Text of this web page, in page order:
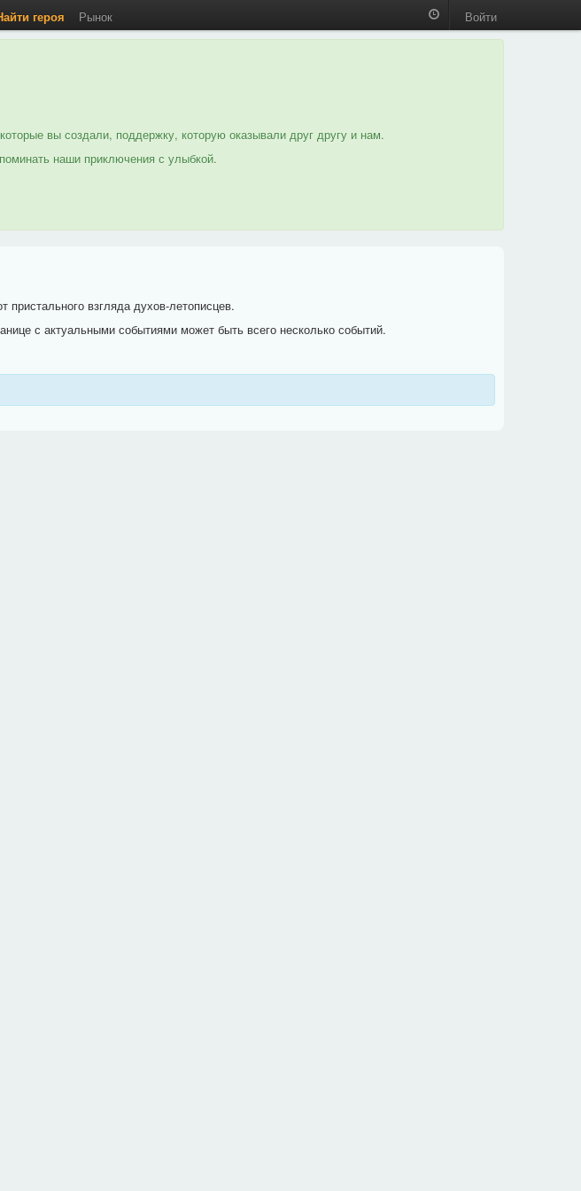
героя Рынок Войти
вы создали, поддержку, которую оказывали друг другу и нам.
наши приключения с улыбкой.
взгляда духов-летописцев.
с актуальными событиями может быть всего несколько событий.